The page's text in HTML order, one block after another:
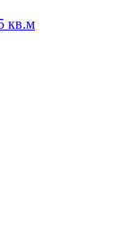
кв.м